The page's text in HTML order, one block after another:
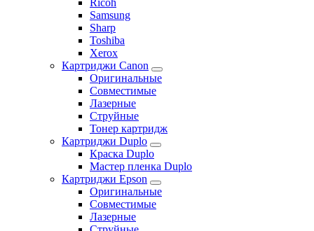
Ricoh
Samsung
Sharp
Toshiba
Xerox
Картриджи Canon
Оригинальные
Совместимые
Лазерные
Струйные
Тонер картридж
Картриджи Duplo
Краска Duplo
Мастер пленка Duplo
Картриджи Epson
Оригинальные
Совместимые
Лазерные